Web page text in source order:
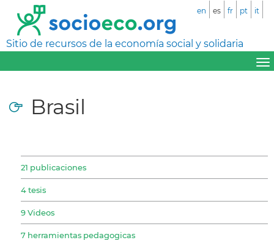
Sitio de recursos de la economía social y solidaria
en es fr pt it
Brasil
21 publicaciones
4 tesis
9 Videos
7 herramientas pedagogicas